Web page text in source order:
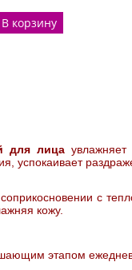
В корзину
для лица
успокаивает
с
кожу.
этапом